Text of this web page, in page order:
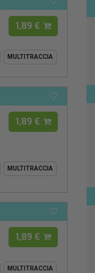
1,89 €
MULTITRACCIA
1,89 €
MULTITRACCIA
1,89 €
MULTITRACCIA